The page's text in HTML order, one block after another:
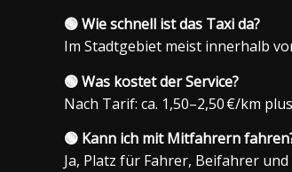
🟢 Wie schnell ist das Taxi da?
Im Stadtgebiet meist innerhalb
🟢 Was kostet der Service?
Nach Tarif: ca. 1,50–2,50 €/km
🟢 Kann ich mit Mitfahrern
Ja, Platz für Fahrer, Beifahrer